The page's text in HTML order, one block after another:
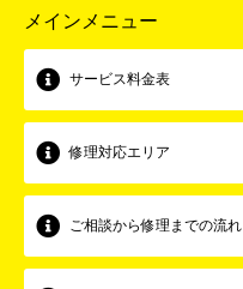
メインメニュー
サービス料金表
修理対応エリア
ご相談から修理までの流れ